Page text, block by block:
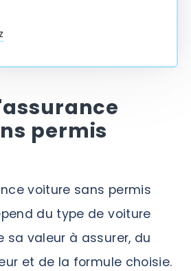
permis
voiture sans permis
du type de voiture
sa valeur à assurer, du
et de la formule choisie.